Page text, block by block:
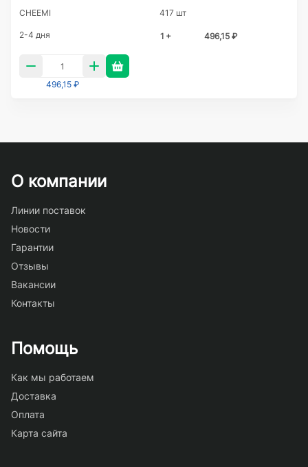
CHEEMI 417 шт
2-4 дня 1 + 496,15 ₽
496,15 ₽
О компании
Линии поставок
Новости
Гарантии
Отзывы
Вакансии
Контакты
Помощь
Как мы работаем
Доставка
Оплата
Карта сайта